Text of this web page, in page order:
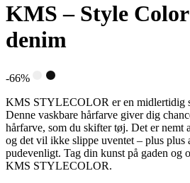
KMS – Style
denim
-66%
KMS STYLECOLOR er en midlertidig
Denne vaskbare hårfarve giver dig
hårfarve, som du skifter tøj. Det er nemt
og det vil ikke slippe uventet – plus plus
pudevenligt. Tag din kunst på gaden og
KMS STYLECOLOR.